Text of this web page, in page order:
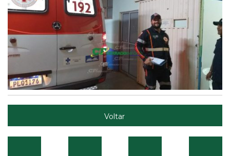
Voltar